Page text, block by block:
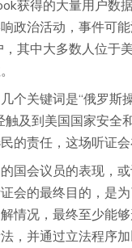
获得的大量用户数
政治活动，事件可
，其中大多数人位于
个关键词是“俄罗斯
触及到美国国家安全
的责任，这场听证会
国会议员的表现，
会的最终目的，是
情况，最终至少能
，并通过立法程序